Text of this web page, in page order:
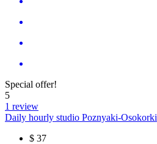
Special offer!
5
1 review
Daily hourly studio Poznyaki-Osokorki
$ 37